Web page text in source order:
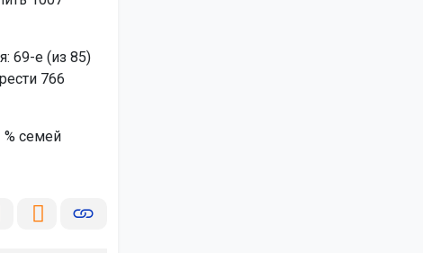
69-е (из 85)
766
% семей